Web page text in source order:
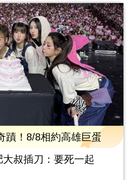
蹟！8/8相約高雄巨蛋
叔插刀：要死一起